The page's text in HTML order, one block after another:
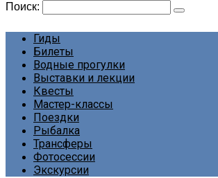
Поиск:
Гиды
Билеты
Водные прогулки
Выставки и лекции
Квесты
Мастер-классы
Поездки
Рыбалка
Трансферы
Фотосессии
Экскурсии